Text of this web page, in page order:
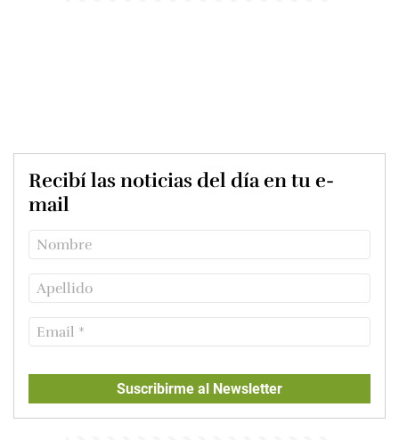
Recibí las noticias del día en tu e-
mail
Suscribirme al Newsletter